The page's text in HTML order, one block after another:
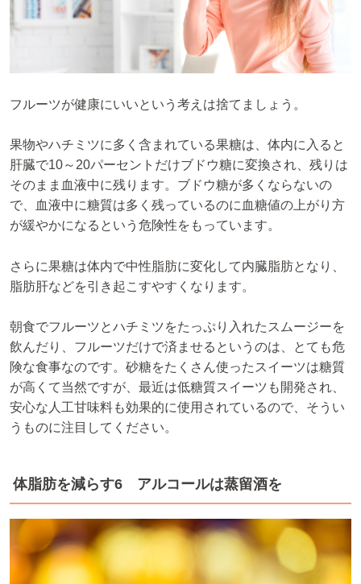
フルーツが健康にいいという考えは捨てましょう。
果物やハチミツに多く含まれている果糖は、体内に入ると
肝臓で10～20パーセントだけブドウ糖に変換され、残りは
そのまま血液中に残ります。ブドウ糖が多くならないの
で、血液中に糖質は多く残っているのに血糖値の上がり方
が緩やかになるという危険性をもっています。
さらに果糖は体内で中性脂肪に変化して内臓脂肪となり、
脂肪肝などを引き起こすやすくなります。
朝食でフルーツとハチミツをたっぷり入れたスムージーを
飲んだり、フルーツだけで済ませるというのは、とても危
険な食事なのです。砂糖をたくさん使ったスイーツは糖質
が高くて当然ですが、最近は低糖質スイーツも開発され、
安心な人工甘味料も効果的に使用されているので、そうい
うものに注目してください。
体脂肪を減らす6 アルコールは蒸留酒を